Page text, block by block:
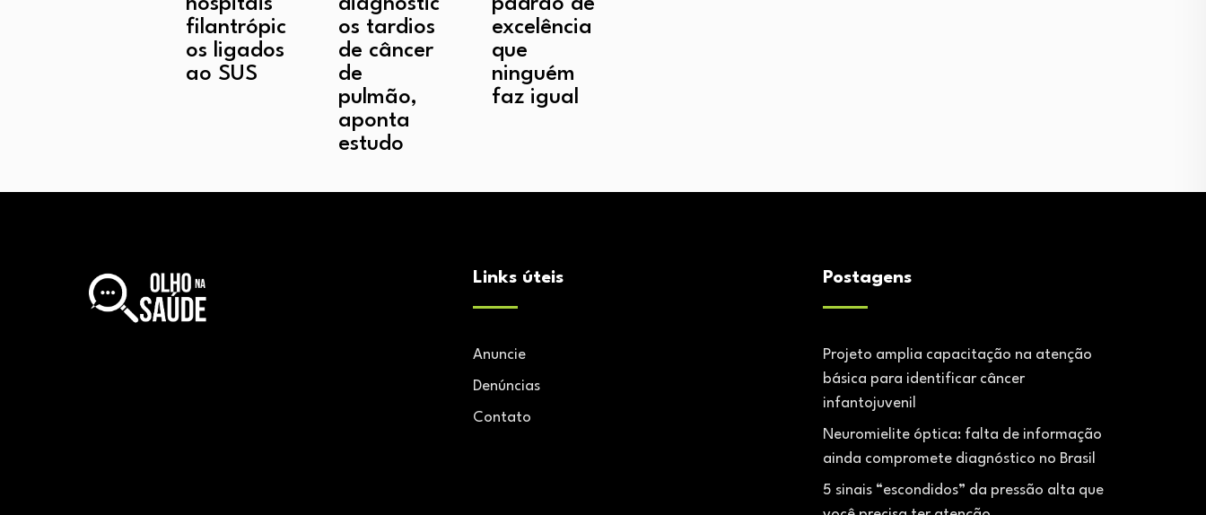
hospitais
filantrópic
os ligados
ao SUS
diagnóstic
os tardios
de câncer
de
pulmão,
aponta
estudo
padrão de
excelência
que
ninguém
faz igual
Links úteis
Anuncie
Denúncias
Contato
Postagens
Projeto amplia capacitação na atenção
básica para identificar câncer
infantojuvenil
Neuromielite óptica: falta de informação
ainda compromete diagnóstico no Brasil
5 sinais “escondidos” da pressão alta que